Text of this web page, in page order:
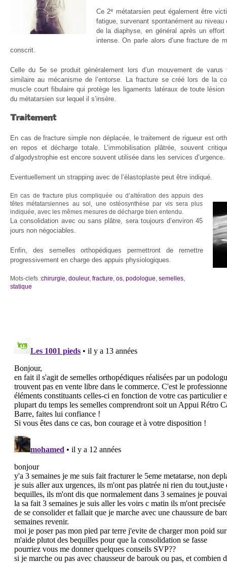
Ce 2e
métatarsien peut également être
fatigue, survenant spontanément au
de la diaphyse, en général après un
intense. On parle alors d’une fracture de
conscrit.
Celle du 5e se produit généralement lors d’un mouvement de
similaire au mécanisme de l’entorse. La fracture se créé lors de la
muscle court fibulaire qui protège les ligaments latéraux de toute lésion
du métatarsien sur lequel il s’insère.
Traitement
En cas de fracture simple non déplacée, le traitement de rigueur est
en repos et décharge totale. L’immobilisation plâtrée, souvent
d’algodystrophie est encore souvent utilisée dans les services d’urgence.
Eventuellement un strapping avec de l’élastoplaste peut être indiqué.
En cas de fracture plus compliquée ou d’altération des appuis des
têtes métatarsiennes au sol, une ostéosynthèse par vis sera plus
indiquée, avec les mêmes mesures de décharge bien entendu.
La consolidation avec ou sans plâtre, sera toujours d’environ 45
jours non négociables.
Enfin, des semelles orthopédiques permettront de remettre
progressivement en charge des appuis physiologiques.
Mots-clefs :chirurgie, douleur, fracture, os, podologue, semelles,
statique